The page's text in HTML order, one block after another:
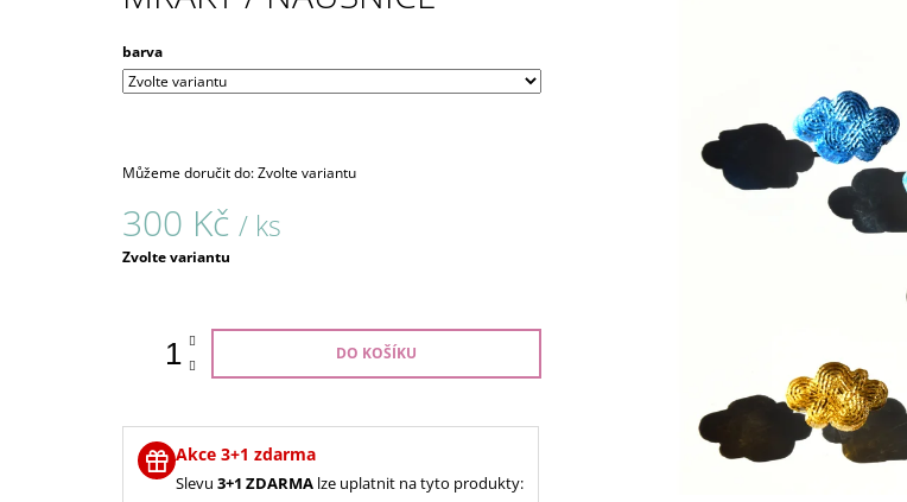
barva
Můžeme doručit do:Zvolte variantu
300 Kč / ks
Měrná
Zvolte variantu
DO KOŠÍKU
Akce 3+1 zdarma
Slevu 3+1 ZDARMA lze uplatnit na tyto produkty: